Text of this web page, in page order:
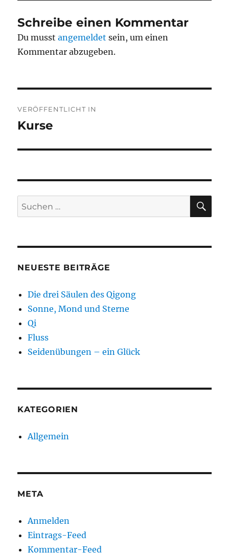
Schreibe einen Kommentar
Du musstangemeldet sein, um einen
Kommentar abzugeben.
VERÖFFENTLICHT IN
Kurse
Suchen
nach:
NEUESTE BEITRÄGE
Die drei Säulen des Qigong
Sonne, Mond und Sterne
Qi
Fluss
Seidenübungen – ein Glück
KATEGORIEN
Allgemein
META
Anmelden
Eintrags-Feed
Kommentar-Feed